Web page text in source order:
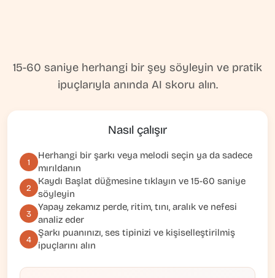
15-60 saniye herhangi bir şey söyleyin ve pratik
ipuçlarıyla anında AI skoru alın.
Nasıl çalışır
1
Herhangi bir şarkı veya melodi seçin ya da sadece
mırıldanın
2
Kaydı Başlat düğmesine tıklayın ve 15-60 saniye
söyleyin
3
Yapay zekamız perde, ritim, tını, aralık ve nefesi
analiz eder
4
Şarkı puanınızı, ses tipinizi ve kişiselleştirilmiş
ipuçlarını alın